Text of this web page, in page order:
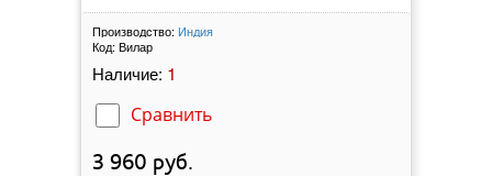
Производство: Индия
Код: Вилар
Наличие: 1
Сравнить
3 960 руб.